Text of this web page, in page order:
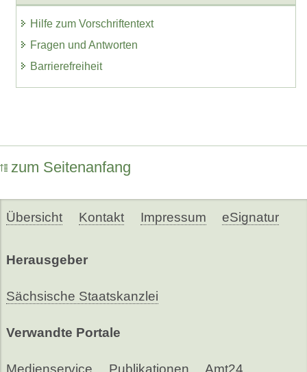
Hilfe zum Vorschriftentext
Fragen und Antworten
Barrierefreiheit
zum Seitenanfang
Übersicht Kontakt Impressum eSignatur
Herausgeber
Sächsische Staatskanzlei
Verwandte Portale
Medienservice Publikationen Amt24